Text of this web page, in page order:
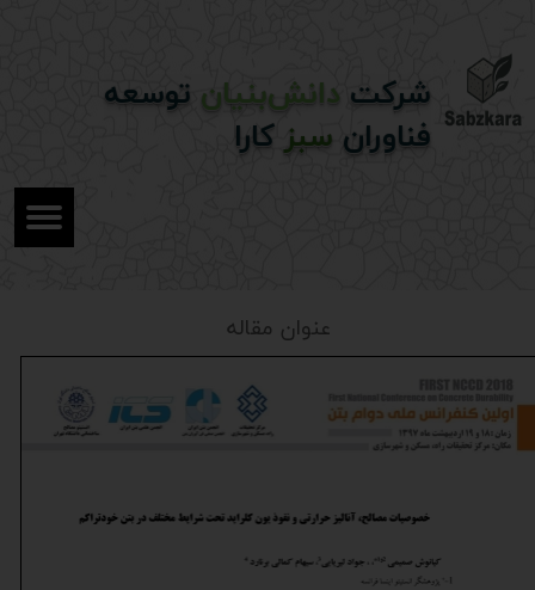
شرکت دانش‌بنیان توسعه
فناوران سبزکارا
عنوان مقاله